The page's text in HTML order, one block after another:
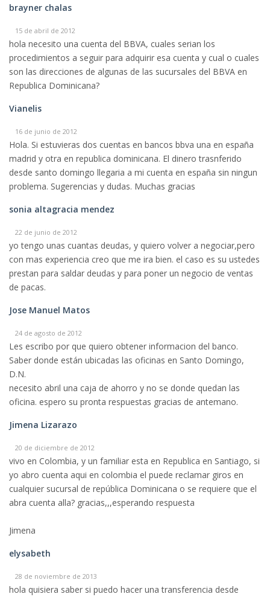
brayner chalas
15 de abril de 2012
hola necesito una cuenta del BBVA, cuales serian los
procedimientos a seguir para adquirir esa cuenta y cual o cuales
son las direcciones de algunas de las sucursales del BBVA en
Republica Dominicana?
Vianelis
16 de junio de 2012
Hola. Si estuvieras dos cuentas en bancos bbva una en españa
madrid y otra en republica dominicana. El dinero trasnferido
desde santo domingo llegaria a mi cuenta en españa sin ningun
problema. Sugerencias y dudas. Muchas gracias
sonia altagracia mendez
22 de junio de 2012
yo tengo unas cuantas deudas, y quiero volver a negociar,pero
con mas experiencia creo que me ira bien. el caso es su ustedes
prestan para saldar deudas y para poner un negocio de ventas
de pacas.
Jose Manuel Matos
24 de agosto de 2012
Les escribo por que quiero obtener informacion del banco.
Saber donde están ubicadas las oficinas en Santo Domingo,
D.N.
necesito abril una caja de ahorro y no se donde quedan las
oficina. espero su pronta respuestas gracias de antemano.
Jimena Lizarazo
20 de diciembre de 2012
vivo en Colombia, y un familiar esta en Republica en Santiago, si
yo abro cuenta aqui en colombia el puede reclamar giros en
cualquier sucursal de república Dominicana o se requiere que el
abra cuenta alla? gracias,,,esperando respuesta
Jimena
elysabeth
28 de noviembre de 2013
hola quisiera saber si puedo hacer una transferencia desde